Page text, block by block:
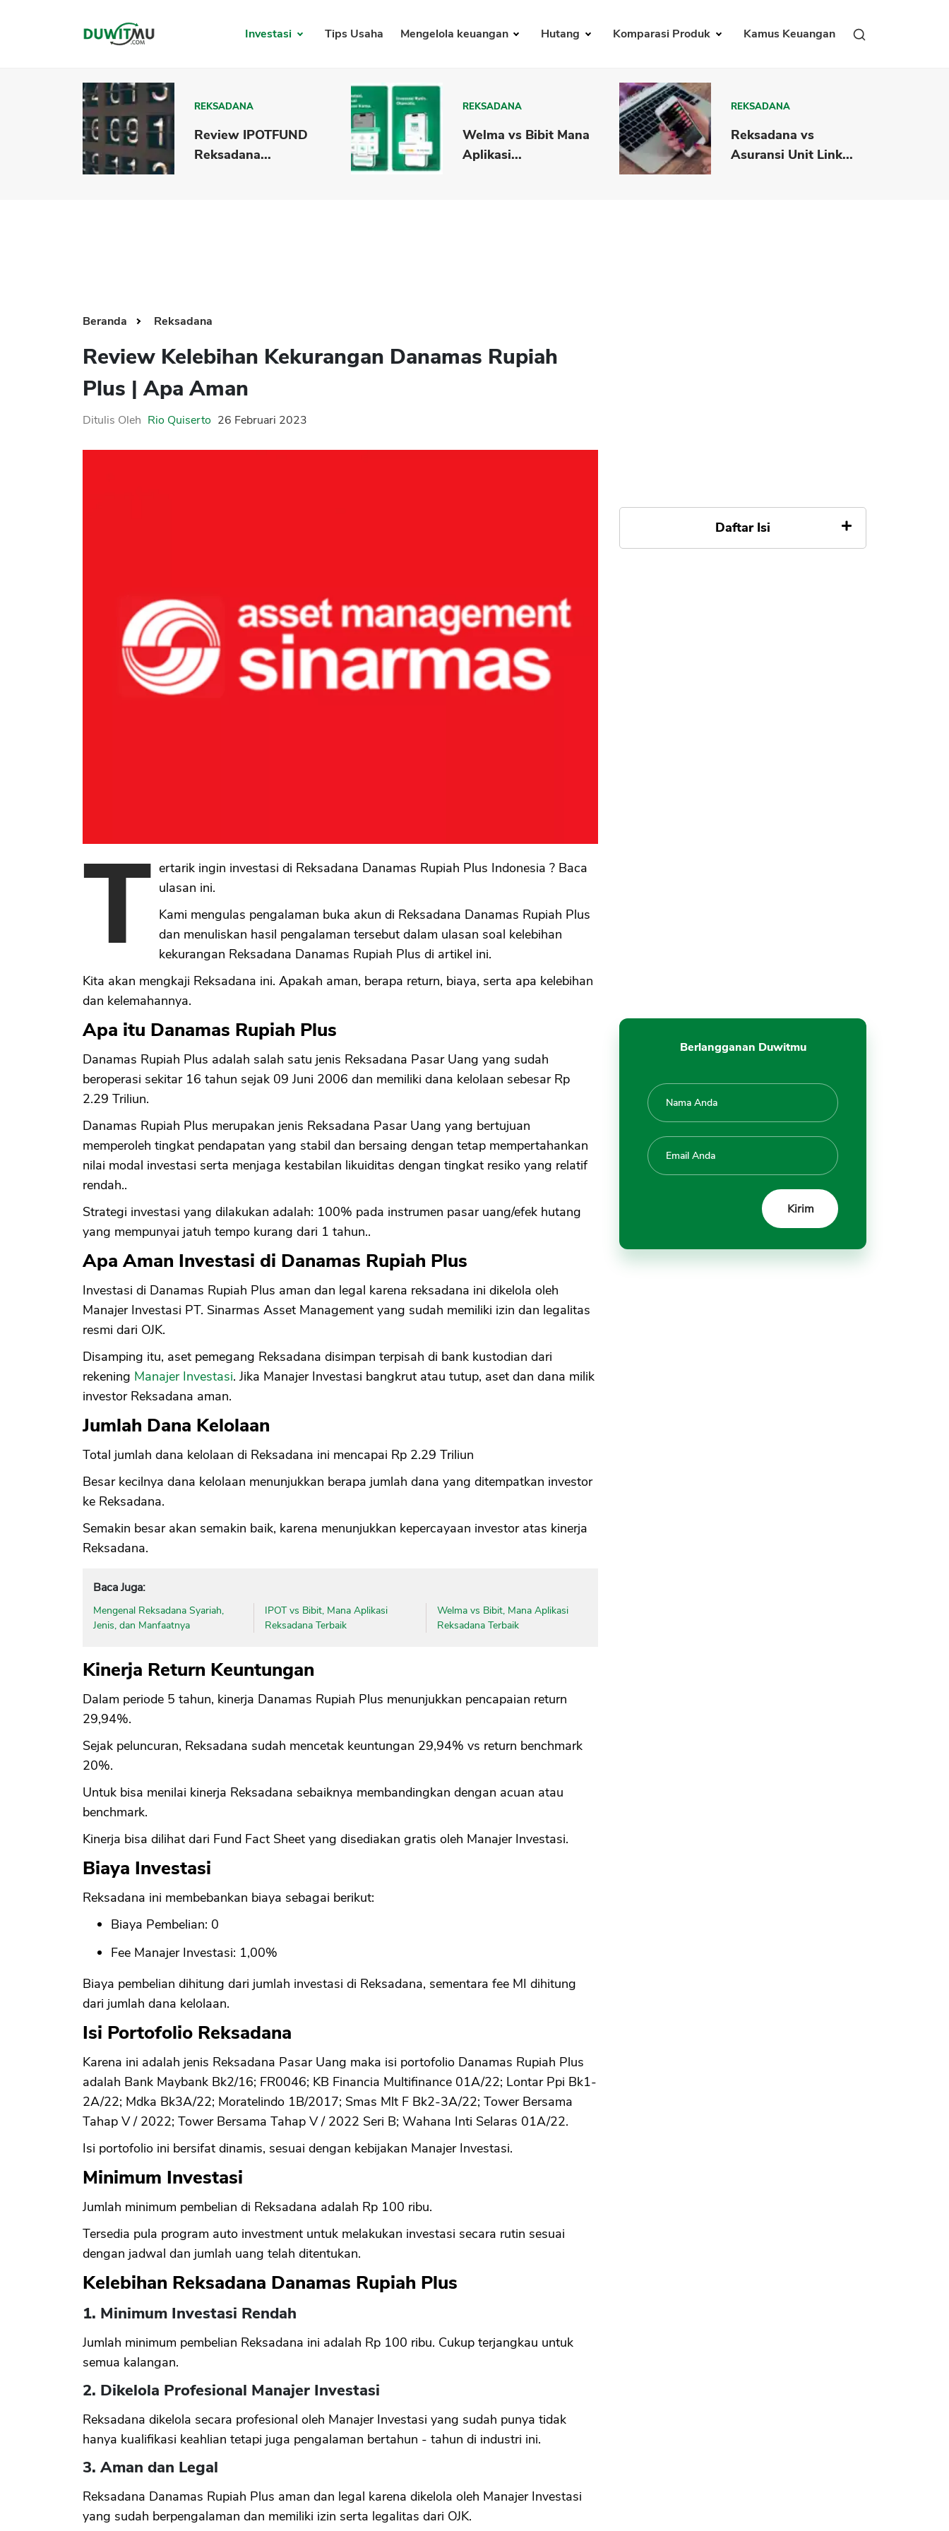
Investasi Tips Usaha Mengelola keuangan Hutang Komparasi Produk Kamus Keuangan
REKSADANA
Review IPOTFUND
Reksadana...
REKSADANA
Welma vs Bibit Mana
Aplikasi...
REKSADANA
Reksadana vs
Asuransi Unit Link...
Beranda Reksadana
Review Kelebihan Kekurangan Danamas Rupiah
Plus | Apa Aman
Ditulis Oleh Rio Quiserto 26 Februari 2023
T ertarik ingin investasi di Reksadana Danamas Rupiah Plus Indonesia ? Baca
ulasan ini.
Kami mengulas pengalaman buka akun di Reksadana Danamas Rupiah Plus
dan menuliskan hasil pengalaman tersebut dalam ulasan soal kelebihan
kekurangan Reksadana Danamas Rupiah Plus di artikel ini.
Kita akan mengkaji Reksadana ini. Apakah aman, berapa return, biaya, serta apa kelebihan
dan kelemahannya.
Apa itu Danamas Rupiah Plus
Danamas Rupiah Plus adalah salah satu jenis Reksadana Pasar Uang yang sudah
beroperasi sekitar 16 tahun sejak 09 Juni 2006 dan memiliki dana kelolaan sebesar Rp
2.29 Triliun.
Danamas Rupiah Plus merupakan jenis Reksadana Pasar Uang yang bertujuan
memperoleh tingkat pendapatan yang stabil dan bersaing dengan tetap mempertahankan
nilai modal investasi serta menjaga kestabilan likuiditas dengan tingkat resiko yang relatif
rendah..
Strategi investasi yang dilakukan adalah: 100% pada instrumen pasar uang/efek hutang
yang mempunyai jatuh tempo kurang dari 1 tahun..
Apa Aman Investasi di Danamas Rupiah Plus
Investasi di Danamas Rupiah Plus aman dan legal karena reksadana ini dikelola oleh
Manajer Investasi PT. Sinarmas Asset Management yang sudah memiliki izin dan legalitas
resmi dari OJK.
Disamping itu, aset pemegang Reksadana disimpan terpisah di bank kustodian dari
rekening Manajer Investasi. Jika Manajer Investasi bangkrut atau tutup, aset dan dana milik
investor Reksadana aman.
Jumlah Dana Kelolaan
Total jumlah dana kelolaan di Reksadana ini mencapai Rp 2.29 Triliun
Besar kecilnya dana kelolaan menunjukkan berapa jumlah dana yang ditempatkan investor
ke Reksadana.
Semakin besar akan semakin baik, karena menunjukkan kepercayaan investor atas kinerja
Reksadana.
Baca Juga:
Mengenal Reksadana Syariah,
Jenis, dan Manfaatnya
IPOT vs Bibit, Mana Aplikasi
Reksadana Terbaik
Welma vs Bibit, Mana Aplikasi
Reksadana Terbaik
Kinerja Return Keuntungan
Dalam periode 5 tahun, kinerja Danamas Rupiah Plus menunjukkan pencapaian return
29,94%.
Sejak peluncuran, Reksadana sudah mencetak keuntungan 29,94% vs return benchmark
20%.
Untuk bisa menilai kinerja Reksadana sebaiknya membandingkan dengan acuan atau
benchmark.
Kinerja bisa dilihat dari Fund Fact Sheet yang disediakan gratis oleh Manajer Investasi.
Biaya Investasi
Reksadana ini membebankan biaya sebagai berikut:
Biaya Pembelian: 0
Fee Manajer Investasi: 1,00%
Biaya pembelian dihitung dari jumlah investasi di Reksadana, sementara fee MI dihitung
dari jumlah dana kelolaan.
Isi Portofolio Reksadana
Karena ini adalah jenis Reksadana Pasar Uang maka isi portofolio Danamas Rupiah Plus
adalah Bank Maybank Bk2/16; FR0046; KB Financia Multifinance 01A/22; Lontar Ppi Bk1-
2A/22; Mdka Bk3A/22; Moratelindo 1B/2017; Smas Mlt F Bk2-3A/22; Tower Bersama
Tahap V / 2022; Tower Bersama Tahap V / 2022 Seri B; Wahana Inti Selaras 01A/22.
Isi portofolio ini bersifat dinamis, sesuai dengan kebijakan Manajer Investasi.
Minimum Investasi
Jumlah minimum pembelian di Reksadana adalah Rp 100 ribu.
Tersedia pula program auto investment untuk melakukan investasi secara rutin sesuai
dengan jadwal dan jumlah uang telah ditentukan.
Kelebihan Reksadana Danamas Rupiah Plus
1. Minimum Investasi Rendah
Jumlah minimum pembelian Reksadana ini adalah Rp 100 ribu. Cukup terjangkau untuk
semua kalangan.
2. Dikelola Profesional Manajer Investasi
Reksadana dikelola secara profesional oleh Manajer Investasi yang sudah punya tidak
hanya kualifikasi keahlian tetapi juga pengalaman bertahun - tahun di industri ini.
3. Aman dan Legal
Reksadana Danamas Rupiah Plus aman dan legal karena dikelola oleh Manajer Investasi
yang sudah berpengalaman dan memiliki izin serta legalitas dari OJK.
Daftar Isi
5. Return Tidak Konsisten
Kesimpulan
Berlangganan Duwitmu
CANCEL